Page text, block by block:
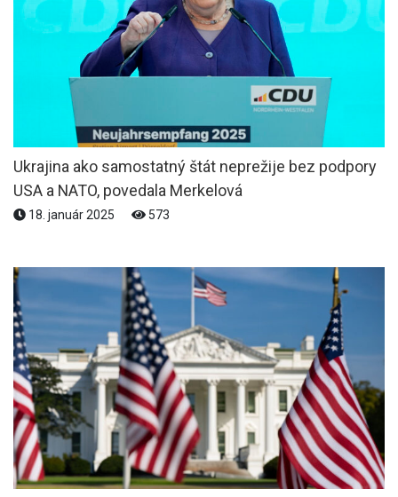
Ukrajina ako samostatný štát neprežije bez podpory
USA a NATO, povedala Merkelová
18. január 2025 573